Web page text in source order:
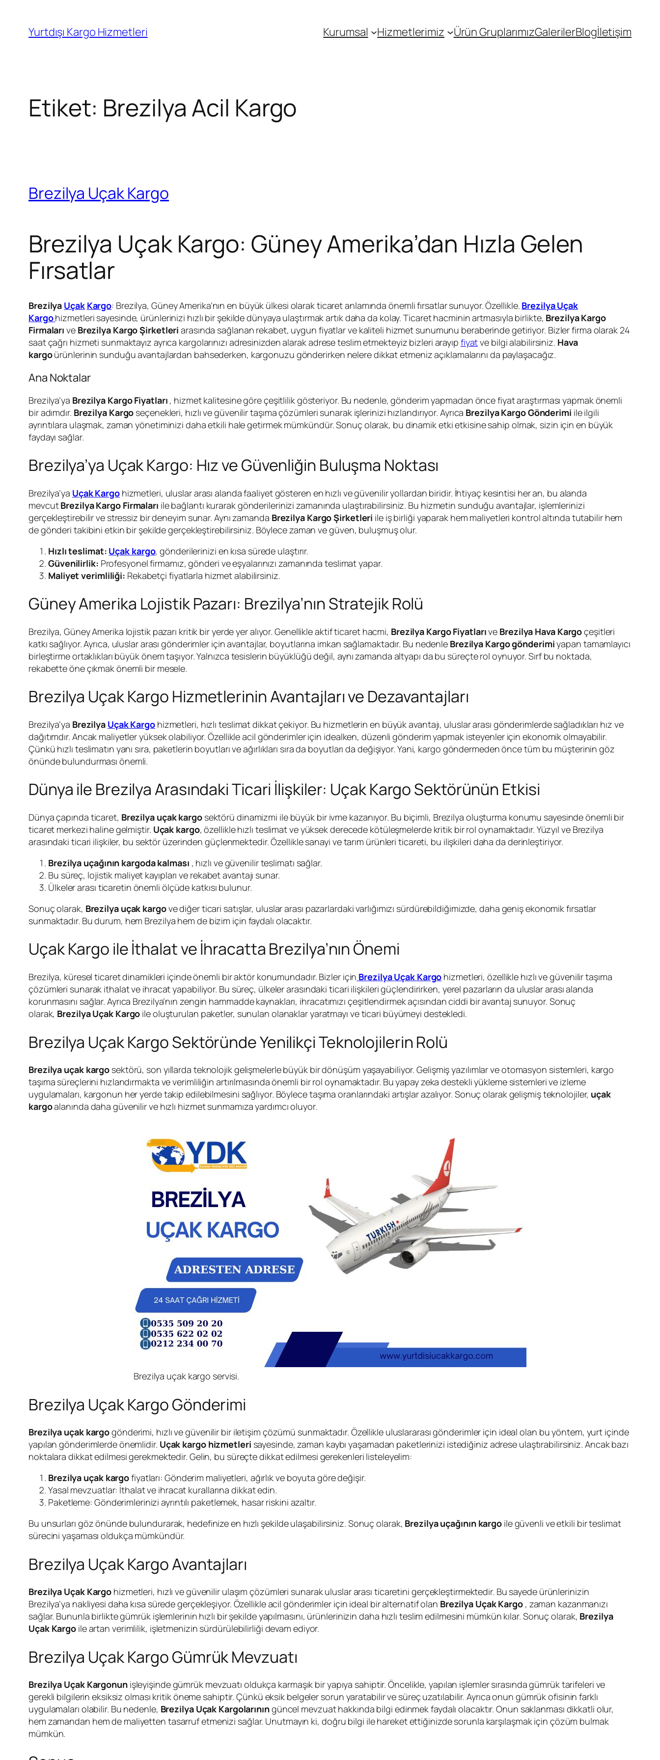
Yurtdışı Kargo Hizmetleri Kurumsal Hizmetlerimiz Ürün GruplarımızGalerilerBlogİletişim
Etiket: Brezilya Acil Kargo
Brezilya Uçak Kargo
Brezilya Uçak Kargo: Güney Amerika’dan Hızla Gelen
Fırsatlar
Brezilya Uçak Kargo: Brezilya, Güney Amerika’nın en büyük ülkesi olarak ticaret anlamında önemli fırsatlar sunuyor. Özellikle. Brezilya Uçak
Kargohizmetleri sayesinde, ürünlerinizi hızlı bir şekilde dünyaya ulaştırmak artık daha da kolay. Ticaret hacminin artmasıyla birlikte, Brezilya Kargo
Firmaları ve Brezilya Kargo Şirketleri arasında sağlanan rekabet, uygun fiyatlar ve kaliteli hizmet sunumunu beraberinde getiriyor. Bizler firma olarak 24
saat çağrı hizmeti sunmaktayız ayrıca kargolarınızı adresinizden alarak adrese teslim etmekteyiz bizleri arayıp fiyatve bilgi alabilirsiniz. Hava
kargoürünlerinin sunduğu avantajlardan bahsederken, kargonuzu gönderirken nelere dikkat etmeniz açıklamalarını da paylaşacağız.
Ana Noktalar
Brezilya’ya Brezilya Kargo Fiyatları , hizmet kalitesine göre çeşitlilik gösteriyor. Bu nedenle, gönderim yapmadan önce fiyat araştırması yapmak önemli
bir adımdır. Brezilya Kargo seçenekleri, hızlı ve güvenilir taşıma çözümleri sunarak işlerinizi hızlandırıyor. Ayrıca Brezilya Kargo Gönderimi ile ilgili
ayrıntılara ulaşmak, zaman yönetiminizi daha etkili hale getirmek mümkündür. Sonuç olarak, bu dinamik etki etkisine sahip olmak, sizin için en büyük
faydayı sağlar.
Brezilya’ya Uçak Kargo: Hız ve Güvenliğin Buluşma Noktası
Brezilya’ya Uçak Kargohizmetleri, uluslar arası alanda faaliyet gösteren en hızlı ve güvenilir yollardan biridir. İhtiyaç kesintisi her an, bu alanda
mevcutBrezilya Kargo Firmaları ile bağlantı kurarak gönderilerinizi zamanında ulaştırabilirsiniz. Bu hizmetin sunduğu avantajlar, işlemlerinizi
gerçekleştirebilir ve stressiz bir deneyim sunar. Aynı zamanda Brezilya Kargo Şirketleri ile iş birliği yaparak hem maliyetleri kontrol altında tutabilir hem
de gönderi takibini etkin bir şekilde gerçekleştirebilirsiniz. Böylece zaman ve güven, buluşmuş olur.
Hızlı teslimat: Uçak kargo, gönderilerinizi en kısa sürede ulaştırır.
Güvenilirlik: Profesyonel firmamız, gönderi ve eşyalarınızı zamanında teslimat yapar.
Maliyet verimliliği: Rekabetçi fiyatlarla hizmet alabilirsiniz.
Güney Amerika Lojistik Pazarı: Brezilya’nın Stratejik Rolü
Brezilya, Güney Amerika lojistik pazarı kritik bir yerde yer alıyor. Genellikle aktif ticaret hacmi, Brezilya Kargo Fiyatlarıve Brezilya Hava Kargoçeşitleri
katkı sağlıyor. Ayrıca, uluslar arası gönderimler için avantajlar, boyutlarına imkan sağlamaktadır. Bu nedenle Brezilya Kargo gönderimiyapan tamamlayıcı
birleştirme ortaklıkları büyük önem taşıyor. Yalnızca tesislerin büyüklüğü değil, aynı zamanda altyapı da bu süreçte rol oynuyor. Sırf bu noktada,
rekabette öne çıkmak önemli bir mesele.
Brezilya Uçak Kargo Hizmetlerinin Avantajları ve Dezavantajları
Brezilya’ya Brezilya Uçak Kargohizmetleri, hızlı teslimat dikkat çekiyor. Bu hizmetlerin en büyük avantajı, uluslar arası gönderimlerde sağladıkları hız ve
dağıtımdır. Ancak maliyetler yüksek olabiliyor. Özellikle acil gönderimler için idealken, düzenli gönderim yapmak isteyenler için ekonomik olmayabilir.
Çünkü hızlı teslimatın yanı sıra, paketlerin boyutları ve ağırlıkları sıra da boyutları da değişiyor. Yani, kargo göndermeden önce tüm bu müşterinin göz
önünde bulundurması önemli.
Dünya ile Brezilya Arasındaki Ticari İlişkiler: Uçak Kargo Sektörünün Etkisi
Dünya çapında ticaret, Brezilya uçak kargosektörü dinamizmi ile büyük bir ivme kazanıyor. Bu biçimli, Brezilya oluşturma konumu sayesinde önemli bir
ticaret merkezi haline gelmiştir. Uçak kargo, özellikle hızlı teslimat ve yüksek derecede kötüleşmelerde kritik bir rol oynamaktadır. Yüzyıl ve Brezilya
arasındaki ticari ilişkiler, bu sektör üzerinden güçlenmektedir. Özellikle sanayi ve tarım ürünleri ticareti, bu ilişkileri daha da derinleştiriyor.
Brezilya uçağının kargoda kalması , hızlı ve güvenilir teslimatı sağlar.
Bu süreç, lojistik maliyet kayıpları ve rekabet avantajı sunar.
Ülkeler arası ticaretin önemli ölçüde katkısı bulunur.
Sonuç olarak, Brezilya uçak kargove diğer ticari satışlar, uluslar arası pazarlardaki varlığımızı sürdürebildiğimizde, daha geniş ekonomik fırsatlar
sunmaktadır. Bu durum, hem Brezilya hem de bizim için faydalı olacaktır.
Uçak Kargo ile İthalat ve İhracatta Brezilya’nın Önemi
Brezilya, küresel ticaret dinamikleri içinde önemli bir aktör konumundadır. Bizler için Brezilya Uçak Kargo hizmetleri, özellikle hızlı ve güvenilir taşıma
çözümleri sunarak ithalat ve ihracat yapabiliyor. Bu süreç, ülkeler arasındaki ticari ilişkileri güçlendirirken, yerel pazarların da uluslar arası alanda
korunmasını sağlar. Ayrıca Brezilya’nın zengin hammadde kaynakları, ihracatımızı çeşitlendirmek açısından ciddi bir avantaj sunuyor. Sonuç
olarak, Brezilya Uçak Kargo ile oluşturulan paketler, sunulan olanaklar yaratmayı ve ticari büyümeyi destekledi.
Brezilya Uçak Kargo Sektöründe Yenilikçi Teknolojilerin Rolü
Brezilya uçak kargo sektörü, son yıllarda teknolojik gelişmelerle büyük bir dönüşüm yaşayabiliyor. Gelişmiş yazılımlar ve otomasyon sistemleri, kargo
taşıma süreçlerini hızlandırmakta ve verimliliğin artırılmasında önemli bir rol oynamaktadır. Bu yapay zeka destekli yükleme sistemleri ve izleme
uygulamaları, kargonun her yerde takip edilebilmesini sağlıyor. Böylece taşıma oranlarındaki artışlar azalıyor. Sonuç olarak gelişmiş teknolojiler, uçak
kargoalanında daha güvenilir ve hızlı hizmet sunmamıza yardımcı oluyor.
Brezilya uçak kargo servisi.
Brezilya Uçak Kargo Gönderimi
Brezilya uçak kargogönderimi, hızlı ve güvenilir bir iletişim çözümü sunmaktadır. Özellikle uluslararası gönderimler için ideal olan bu yöntem, yurt içinde
yapılan gönderimlerde önemlidir. Uçak kargo hizmetleri sayesinde, zaman kaybı yaşamadan paketlerinizi istediğiniz adrese ulaştırabilirsiniz. Ancak bazı
noktalara dikkat edilmesi gerekmektedir. Gelin, bu süreçte dikkat edilmesi gerekenleri listeleyelim:
Brezilya uçak kargofiyatları: Gönderim maliyetleri, ağırlık ve boyuta göre değişir.
Yasal mevzuatlar: İthalat ve ihracat kurallarına dikkat edin.
Paketleme: Gönderimlerinizi ayrıntılı paketlemek, hasar riskini azaltır.
Bu unsurları göz önünde bulundurarak, hedefinize en hızlı şekilde ulaşabilirsiniz. Sonuç olarak, Brezilya uçağının kargo ile güvenli ve etkili bir teslimat
sürecini yaşaması oldukça mümkündür.
Brezilya Uçak Kargo Avantajları
Brezilya Uçak Kargo hizmetleri, hızlı ve güvenilir ulaşım çözümleri sunarak uluslar arası ticaretini gerçekleştirmektedir. Bu sayede ürünlerinizin
Brezilya’ya nakliyesi daha kısa sürede gerçekleşiyor. Özellikle acil gönderimler için ideal bir alternatif olan Brezilya Uçak Kargo, zaman kazanmanızı
sağlar. Bununla birlikte gümrük işlemlerinin hızlı bir şekilde yapılmasını, ürünlerinizin daha hızlı teslim edilmesini mümkün kılar. Sonuç olarak, Brezilya
Uçak Kargo ile artan verimlilik, işletmenizin sürdürülebilirliği devam ediyor.
Brezilya Uçak Kargo Gümrük Mevzuatı
Brezilya Uçak Kargonunişleyişinde gümrük mevzuatı oldukça karmaşık bir yapıya sahiptir. Öncelikle, yapılan işlemler sırasında gümrük tarifeleri ve
gerekli bilgilerin eksiksiz olması kritik öneme sahiptir. Çünkü eksik belgeler sorun yaratabilir ve süreç uzatılabilir. Ayrıca onun gümrük ofisinin farklı
uygulamaları olabilir. Bu nedenle, Brezilya Uçak Kargolarınıngüncel mevzuat hakkında bilgi edinmek faydalı olacaktır. Onun saklanması dikkatli olur,
hem zamandan hem de maliyetten tasarruf etmenizi sağlar. Unutmayın ki, doğru bilgi ile hareket ettiğinizde sorunla karşılaşmak için çözüm bulmak
mümkün.